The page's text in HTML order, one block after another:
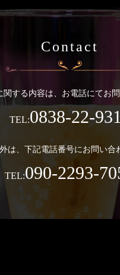
Contact
関する内容は、お電話にてお
TEL:0838-22-
は、下記電話番号にお問い合
TEL:090-2293-